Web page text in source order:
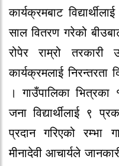
कार्यक्रमबाट
साल वितरण गरेको
रोपेर राम्रो
कार्यक्रमलाई निरन्तरता
। गाउँपालिका
जना विद्यार्थीलाई ९
प्रदान गरिएको रम्भा
मीनादेवी आचार्यले